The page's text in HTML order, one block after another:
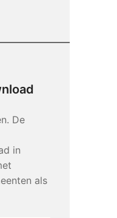
De
in
als